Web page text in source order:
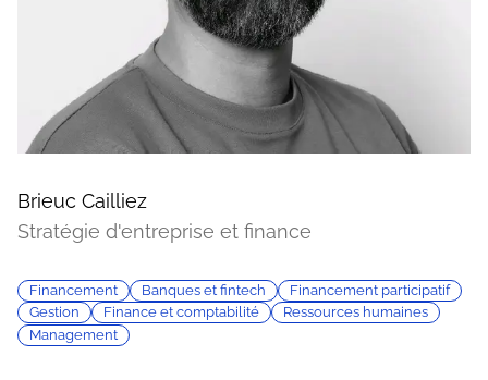
Brieuc Cailliez
Stratégie d'entreprise et finance
Financement Banques et fintech
Financement participatif
Gestion
Finance et comptabilité
Ressources humaines
Management